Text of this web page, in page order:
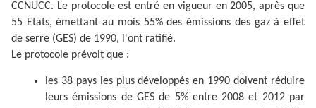
CCNUCC. Le protocole est entré en vigueur en 2005, après que
55 Etats, émettant au mois 55% des émissions des gaz à effet
de serre (GES) de 1990, l'ont ratifié.
Le protocole prévoit que :
les 38 pays les plus développés en 1990 doivent réduire
leurs émissions de GES de 5% entre 2008 et 2012 par